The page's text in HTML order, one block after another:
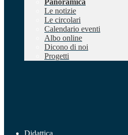
Panoramica
Le notizie
Le circolari
Calendario eventi
Albo online
Dicono di noi
Progetti